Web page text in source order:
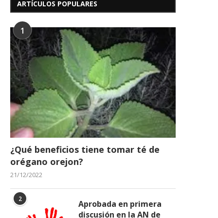
ARTÍCULOS POPULARES
1
¿Qué beneficios tiene tomar té de
orégano orejon?
21/12/2022
2
Aprobada en primera
discusión en la AN de